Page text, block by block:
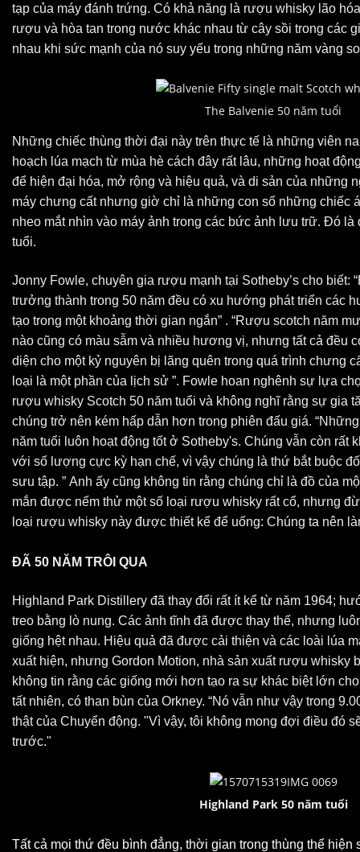
tạp của máy đánh trứng. Có khả năng là rượu whisky lão
rượu và hòa tan trong nước khác nhau từ cây sồi trong các
nhau khi sức mạnh của nó suy yếu trong những năm vàng
The Balvenie 50 năm tuổi
Những chiếc thùng thời đại này trên thực tế là những viên
hoạch lúa mạch từ mùa hè cách đây rất lâu, những hoạt
để hiện đại hóa, mở rộng và hiệu quả, và di sản của những
máy chưng cất nhưng giờ chỉ là những con số những chiếc
nheo mắt nhìn vào máy ảnh trong các bức ảnh lưu trữ. Đó
tuổi.
Jonny Fowle, chuyên gia rượu mạnh tại Sotheby’s cho biết:
trưởng thành trong 50 năm đều có xu hướng phát triển các
tạo trong một khoảng thời gian ngắn” . “Rượu scotch năm
nào cũng có màu sẫm và nhiều hương vị, nhưng tất cả đều
diện cho một kỷ nguyên bị lãng quên trong quá trình chưng
loại là một phần của lịch sử ”. Fowle hoan nghênh sự lựa
rượu whisky Scotch 50 năm tuổi và không nghĩ rằng sự gia
chúng trở nên kém hấp dẫn hơn trong phiên đấu giá.
năm tuổi luôn hoạt động tốt ở Sotheby's. Chúng vẫn còn rất
với số lượng cực kỳ hạn chế, vì vậy chúng là thứ bắt buộc
sưu tập. ” Anh ấy cũng không tin rằng chúng chỉ là đồ của
mắn được nếm thử một số loại rượu whisky rất cổ, nhưng
loại rượu whisky này được thiết kế để uống: Chúng ta nên
ĐÃ 50 NĂM TRÔI QUA
Highland Park Distillery đã thay đổi rất ít kể từ năm 1964;
treo bằng lò nung. Các ảnh tĩnh đã được thay thế, nhưng
giống hệt nhau. Hiệu quả đã được cải thiện và các loài lúa
xuất hiện, nhưng Gordon Motion, nhà sản xuất rượu whisky
không tin rằng các giống mới hơn tạo ra sự khác biệt lớn
tất nhiên, có than bùn của Orkney. “Nó vẫn như vậy trong
thật của Chuyển động. "Vì vậy, tôi không mong đợi điều đó
trước."
Highland Park 50 năm tuổi
Tất cả mọi thứ đều bình đẳng, thời gian trong thùng thể